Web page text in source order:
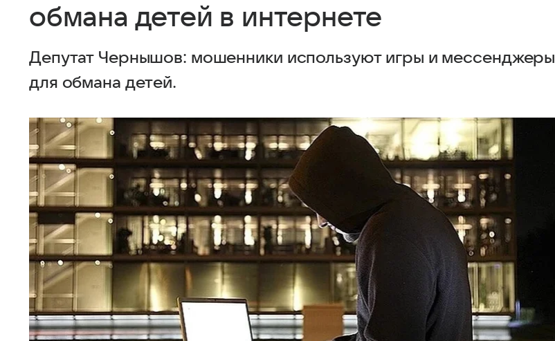
обмана детей в интернете
Депутат Чернышов: мошенники используют игры и мессенджеры
для обмана детей.